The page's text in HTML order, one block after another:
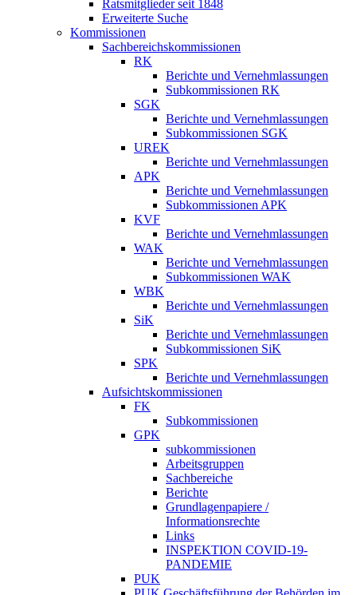
Ratsmitglieder seit 1848
Erweiterte Suche
Kommissionen
Sachbereichskommissionen
RK
Berichte und Vernehmlassungen
Subkommissionen RK
SGK
Berichte und Vernehmlassungen
Subkommissionen SGK
UREK
Berichte und Vernehmlassungen
APK
Berichte und Vernehmlassungen
Subkommissionen APK
KVF
Berichte und Vernehmlassungen
WAK
Berichte und Vernehmlassungen
Subkommissionen WAK
WBK
Berichte und Vernehmlassungen
SiK
Berichte und Vernehmlassungen
Subkommissionen SiK
SPK
Berichte und Vernehmlassungen
Aufsichtskommissionen
FK
Subkommissionen
GPK
subkommissionen
Arbeitsgruppen
Sachbereiche
Berichte
Grundlagenpapiere /
Informationsrechte
Links
INSPEKTION COVID-19-
PANDEMIE
PUK